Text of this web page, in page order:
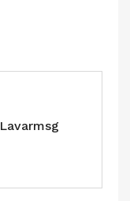
Lavarmsg